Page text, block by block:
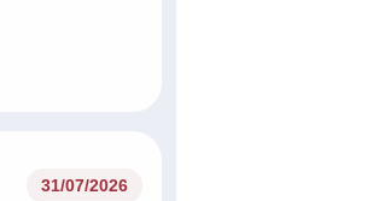
31/07/2026